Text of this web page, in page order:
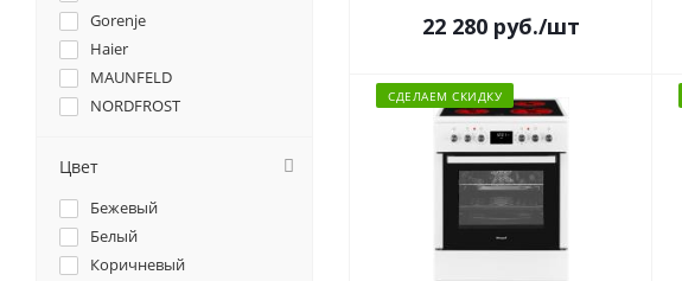
22 280 руб./шт
СДЕЛАЕМ СКИДКУ
Gorenje
Haier
MAUNFELD
NORDFROST
Smeg
Лысьва
Цвет
Бежевый
Белый
Коричневый